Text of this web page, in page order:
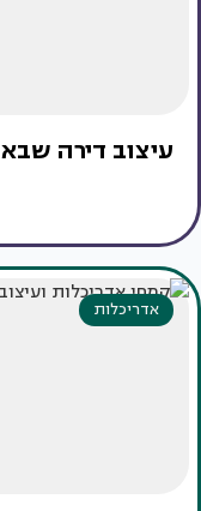
עיצוב דירה
אדריכלות